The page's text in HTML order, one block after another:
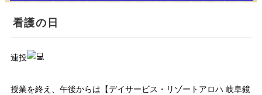
看護の日
連投
授業を終え、午後からは【デイサービス・リゾートアロハ 岐阜鏡